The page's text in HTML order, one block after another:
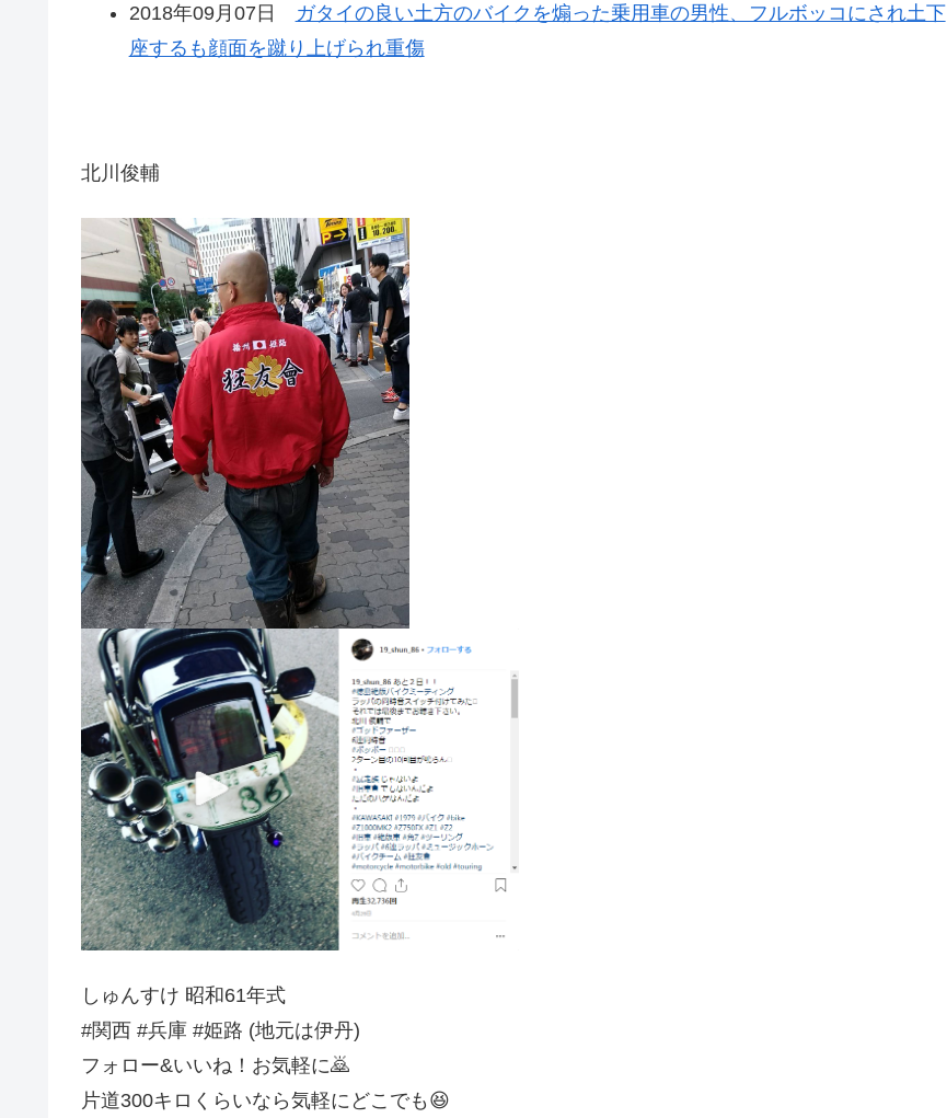
2018年09月07日
ガタイの良い土方のバイクを煽った乗用車の男性、フルボッコにされ土下
座するも顔面を蹴り上げられ重傷
北川俊輔
しゅんすけ 昭和61年式
#関西 #兵庫 #姫路 (地元は伊丹)
フォロー&いいね！お気軽に🙇
片道300キロくらいなら気軽にどこでも😆